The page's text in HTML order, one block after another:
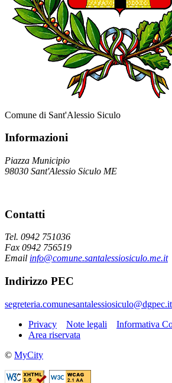
Comune di Sant'Alessio Siculo
Informazioni
Piazza Municipio
98030 Sant'Alessio Siculo ME
Contatti
Tel. 0942 751036
Fax 0942 756519
Email info@comune.santalessiosiculo.me.it
Indirizzo PEC
segreteria.comunesantalessiosiculo@dgpec.it
Privacy
Note legali
Informativa
Area riservata
© MyCity